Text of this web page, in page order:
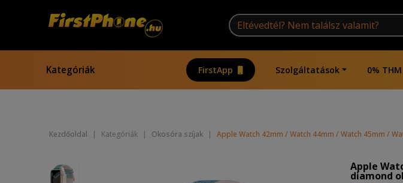
Kategóriák FirstApp Szolgáltatások 0% THM
Kezdőoldal | Kategóriák | Okosóra szíjak | Apple Watch 42mm / Watch 44mm / Watch 45mm /
Apple
diamond